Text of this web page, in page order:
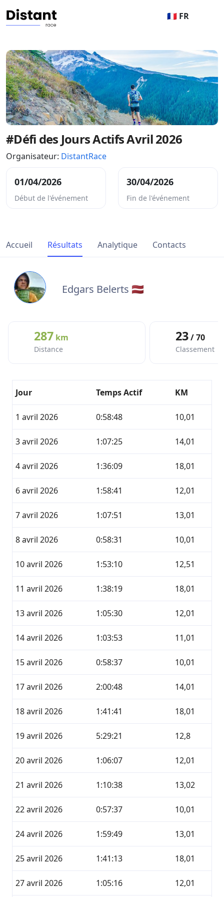
🇫🇷 FR
#Défi des Jours Actifs Avril 2026
Organisateur: DistantRace
01/04/2026
Début de l'événement
30/04/2026
Fin de l'événement
Accueil Résultats Analytique Contacts
Edgars Belerts 🇱🇻
287 km
Distance
23/ 70
Classement
Jour Temps Actif KM
1 avril 2026 0:58:48 10,01
3 avril 2026 1:07:25 14,01
4 avril 2026 1:36:09 18,01
6 avril 2026 1:58:41 12,01
7 avril 2026 1:07:51 13,01
8 avril 2026 0:58:31 10,01
10 avril 2026 1:53:10 12,51
11 avril 2026 1:38:19 18,01
13 avril 2026 1:05:30 12,01
14 avril 2026 1:03:53 11,01
15 avril 2026 0:58:37 10,01
17 avril 2026 2:00:48 14,01
18 avril 2026 1:41:41 18,01
19 avril 2026 5:29:21 12,8
20 avril 2026 1:06:07 12,01
21 avril 2026 1:10:38 13,02
22 avril 2026 0:57:37 10,01
24 avril 2026 1:59:49 13,01
25 avril 2026 1:41:13 18,01
27 avril 2026 1:05:16 12,01